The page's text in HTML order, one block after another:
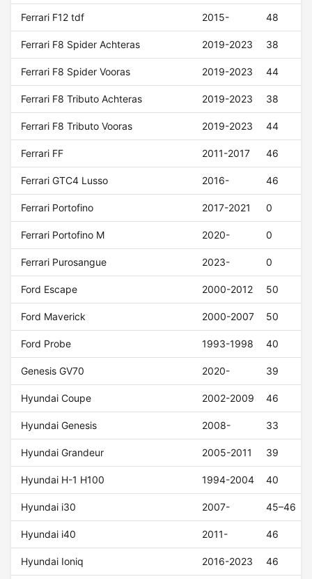
Ferrari F12 tdf 2015- 48
Ferrari F8 Spider Achteras 2019-2023 38
Ferrari F8 Spider Vooras 2019-2023 44
Ferrari F8 Tributo Achteras 2019-2023 38
Ferrari F8 Tributo Vooras 2019-2023 44
Ferrari FF 2011-2017 46
Ferrari GTC4 Lusso 2016- 46
Ferrari Portofino 2017-2021 0
Ferrari Portofino M 2020- 0
Ferrari Purosangue 2023- 0
Ford Escape 2000-2012 50
Ford Maverick 2000-2007 50
Ford Probe 1993-1998 40
Genesis GV70 2020- 39
Hyundai Coupe 2002-2009 46
Hyundai Genesis 2008- 33
Hyundai Grandeur 2005-2011 39
Hyundai H-1 H100 1994-2004 40
Hyundai i30 2007- 45–46
Hyundai i40 2011- 46
Hyundai Ioniq 2016-2023 46